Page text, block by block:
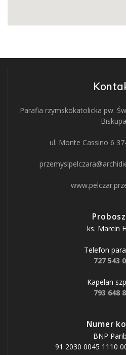
Parafia rzymskokatolicka pw.
Biskupa
ul. Monte Cassino 6
ks. Marcin
Telefon
727 543
Kapelan
793 648
Numer
BNP
91 2030 0045 1110